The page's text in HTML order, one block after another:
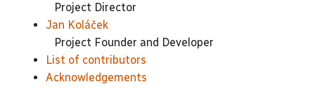
Project Director
Jan Koláček
Project Founder and Developer
List of contributors
Acknowledgements